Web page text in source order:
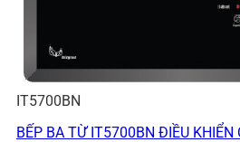
IT5700BN
BẾP BA TỪ IT5700BN ĐIỀU KHIỂN